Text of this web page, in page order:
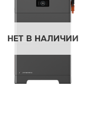
НЕТ В НАЛИЧИИ